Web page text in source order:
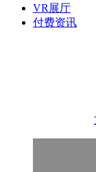
VR展厅
付费资讯